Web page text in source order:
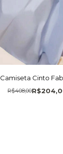
Camiseta Cinto
R$408,00